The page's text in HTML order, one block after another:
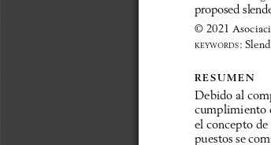
r e s u m e n
Debido al
cumplimiento
el concepto
puestos se
proposed
© 2021
keywordS :